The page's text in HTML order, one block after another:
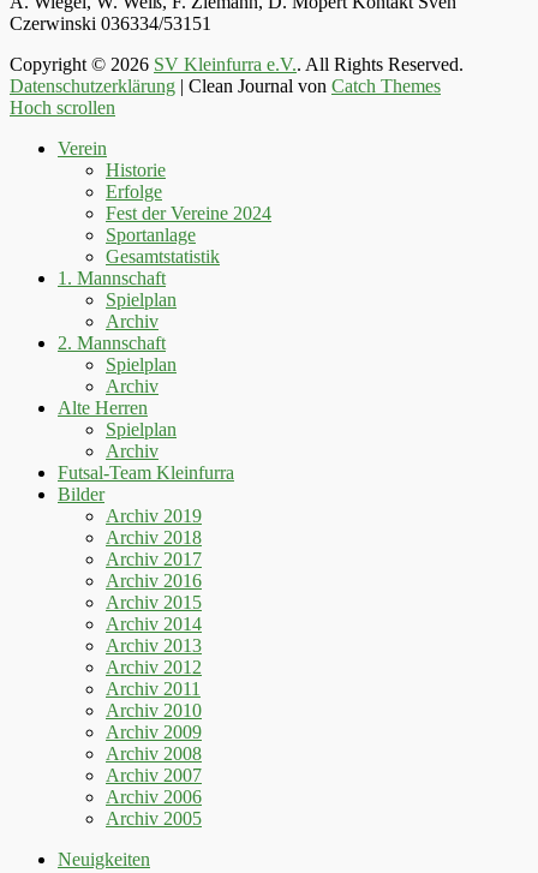
Czerwinski 036334/53151
Copyright © 2026 SV Kleinfurra e.V.. All Rights Reserved.
Datenschutzerklärung | Clean Journal von Catch Themes
Hoch scrollen
Verein
Historie
Erfolge
Fest der Vereine 2024
Sportanlage
Gesamtstatistik
1. Mannschaft
Spielplan
Archiv
2. Mannschaft
Spielplan
Archiv
Alte Herren
Spielplan
Archiv
Futsal-Team Kleinfurra
Bilder
Archiv 2019
Archiv 2018
Archiv 2017
Archiv 2016
Archiv 2015
Archiv 2014
Archiv 2013
Archiv 2012
Archiv 2011
Archiv 2010
Archiv 2009
Archiv 2008
Archiv 2007
Archiv 2006
Archiv 2005
Neuigkeiten